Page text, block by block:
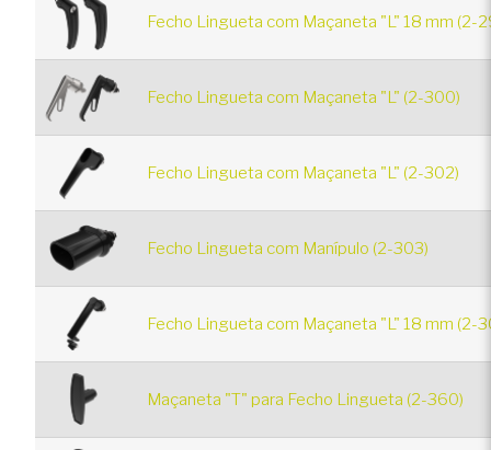
Fecho Lingueta com Maçaneta "L" 18 mm (2-
Fecho Lingueta com Maçaneta "L" (2-300)
Fecho Lingueta com Maçaneta "L" (2-302)
Fecho Lingueta com Manípulo (2-303)
Fecho Lingueta com Maçaneta "L" 18 mm (2-
Maçaneta "T" para Fecho Lingueta (2-360)